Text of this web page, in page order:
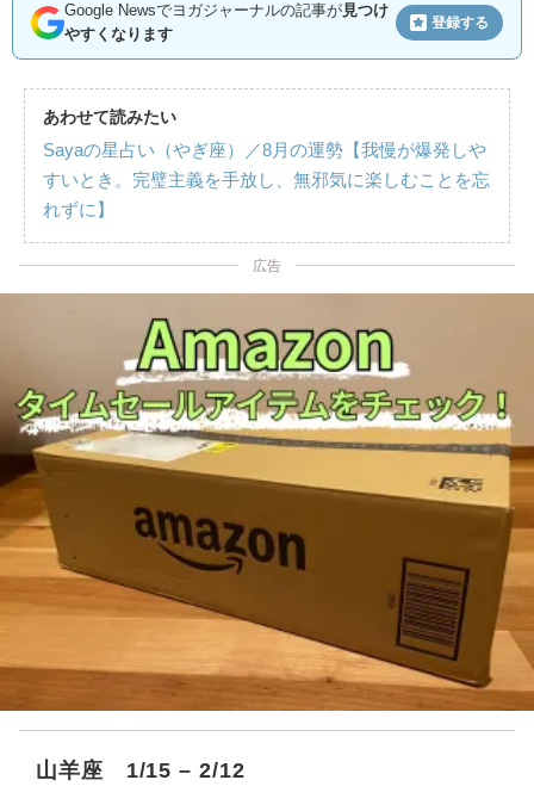
Google Newsでヨガジャーナルの記事が見つけ
やすくなります
登録する
あわせて読みたい
Sayaの星占い（やぎ座）／8月の運勢【我慢が爆発しや
すいとき。完璧主義を手放し、無邪気に楽しむことを忘
れずに】
広告
山羊座 1/15 – 2/12